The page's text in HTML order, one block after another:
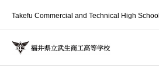
Takefu Commercial and Technical High School